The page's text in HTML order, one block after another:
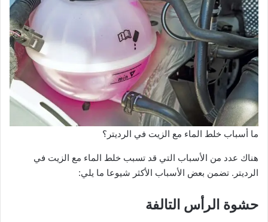
ما أسباب خلط الماء مع الزيت في الرديتر؟
هناك عدد من الأسباب التي قد تسبب خلط الماء مع الزيت في
الرديتر. تضمن بعض الأسباب الأكثر شيوعا ما يلي:
حشوة الرأس التالفة